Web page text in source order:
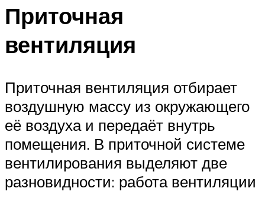
Приточная
вентиляция
Приточная вентиляция отбирает
воздушную массу из окружающего
её воздуха и передаёт внутрь
помещения. В приточной системе
вентилирования выделяют две
разновидности: работа вентиляции